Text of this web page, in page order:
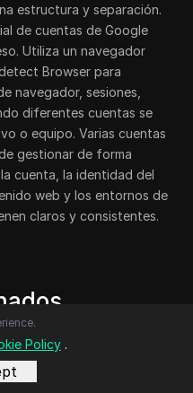
estructura y separación.
de cuentas de Google
Utiliza un navegador
Browser para
navegador, sesiones,
diferentes cuentas se
o equipo. Varias cuentas
gestionar de forma
cuenta, la identidad del
web y los entornos de
claros y consistentes.
Policy .